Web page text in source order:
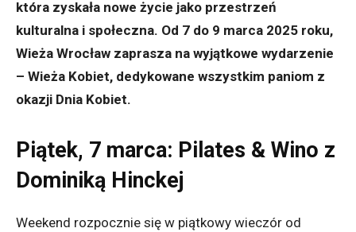
która zyskała nowe życie jako przestrzeń
kulturalna i społeczna. Od 7 do 9 marca 2025 roku,
Wieża Wrocław zaprasza na wyjątkowe wydarzenie
– Wieża Kobiet, dedykowane wszystkim paniom z
okazji Dnia Kobiet.
Piątek, 7 marca: Pilates & Wino z
Dominiką Hinckej
Weekend rozpocznie się w piątkowy wieczór od